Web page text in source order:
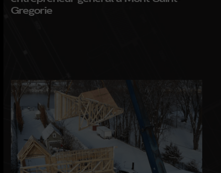
Gregorie